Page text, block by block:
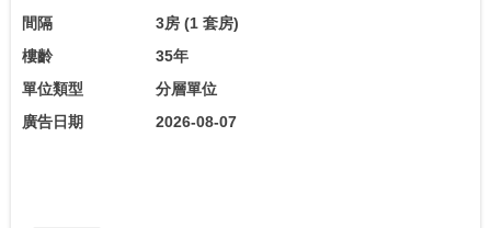
間隔
3房(1 套房)
樓齡
35年
單位類型
分層單位
廣告日期
2026-08-07